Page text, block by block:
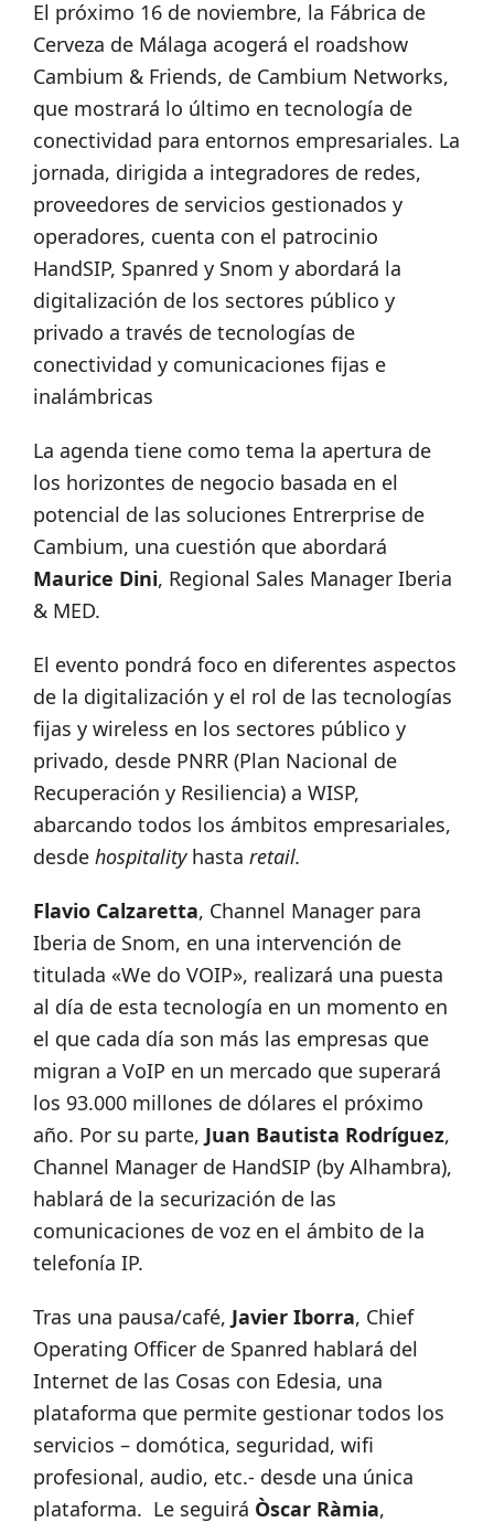
El próximo 16 de noviembre, la Fábrica de
Cerveza de Málaga acogerá el roadshow
Cambium & Friends, de Cambium Networks,
que mostrará lo último en tecnología de
conectividad para entornos empresariales. La
jornada, dirigida a integradores de redes,
proveedores de servicios gestionados y
operadores, cuenta con el patrocinio
HandSIP, Spanred y Snom y abordará la
digitalización de los sectores público y
privado a través de tecnologías de
conectividad y comunicaciones fijas e
inalámbricas
La agenda tiene como tema la apertura de
los horizontes de negocio basada en el
potencial de las soluciones Entrerprise de
Cambium, una cuestión que abordará
Maurice Dini, Regional Sales Manager Iberia
& MED.
El evento pondrá foco en diferentes aspectos
de la digitalización y el rol de las tecnologías
fijas y wireless en los sectores público y
privado, desde PNRR (Plan Nacional de
Recuperación y Resiliencia) a WISP,
abarcando todos los ámbitos empresariales,
desde hospitalityhasta retail.
Flavio Calzaretta, Channel Manager para
Iberia de Snom, en una intervención de
titulada «We do VOIP», realizará una puesta
al día de esta tecnología en un momento en
el que cada día son más las empresas que
migran a VoIP en un mercado que superará
los 93.000 millones de dólares el próximo
año. Por su parte, Juan Bautista Rodríguez,
Channel Manager de HandSIP (by Alhambra),
hablará de la securización de las
comunicaciones de voz en el ámbito de la
telefonía IP.
Tras una pausa/café, Javier Iborra, Chief
Operating Officer de Spanred hablará del
Internet de las Cosas con Edesia, una
plataforma que permite gestionar todos los
servicios – domótica, seguridad, wifi
profesional, audio, etc.- desde una única
plataforma. Le seguirá Òscar Ràmia,